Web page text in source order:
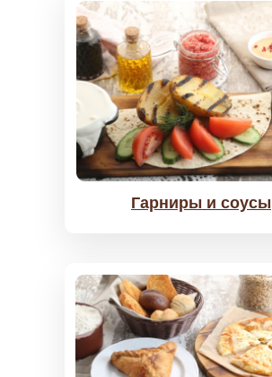
Гарниры и соусы